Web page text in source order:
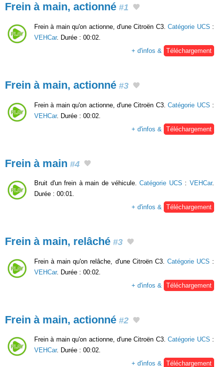
Frein à main, actionné #1
Frein à main qu'on actionne, d'une Citroën C3.Catégorie UCS :
VEHCar. Durée : 00:02.
+ d'infos &
Téléchargement
Frein à main, actionné #3
Frein à main qu'on actionne, d'une Citroën C3.Catégorie UCS :
VEHCar. Durée : 00:02.
+ d'infos &
Téléchargement
Frein à main #4
Bruit d'un frein à main de véhicule.Catégorie UCS :VEHCar.
Durée : 00:01.
+ d'infos & Téléchargement
Frein à main, relâché #3
Frein à main qu'on relâche, d'une Citroën C3. Catégorie UCS :
VEHCar. Durée : 00:02.
+ d'infos &
Téléchargement
Frein à main, actionné #2
Frein à main qu'on actionne, d'une Citroën C3.Catégorie UCS :
VEHCar. Durée : 00:02.
+ d'infos & Téléchargement